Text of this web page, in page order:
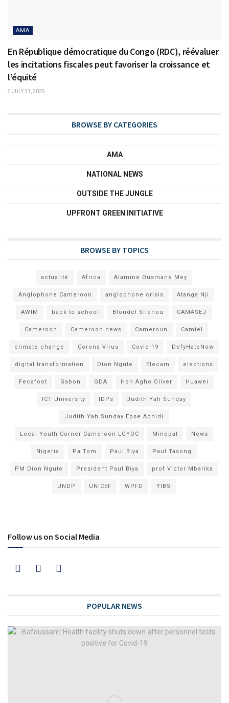
AMA
En République démocratique du Congo (RDC), réévaluer
les incitations fiscales peut favoriser la croissance et
l’équité
JULY 31, 2025
BROWSE BY CATEGORIES
AMA
NATIONAL NEWS
OUTSIDE THE JUNGLE
UPFRONT GREEN INITIATIVE
BROWSE BY TOPICS
actualité Africa Alamine Ousmane Mey
Anglophone Cameroon anglophone crisis Atanga Nji
AWIM back to school Blondel Silenou CAMASEJ
Cameroon Cameroon news Cameroun Camtel
climate change Corona Virus Covid-19 DefyHateNow
digital transformation Dion Ngute Elecam elections
Fecafoot Gabon GDA Hon Agho Oliver Huawei
ICT University IDPs Judith Yah Sunday
Judith Yah Sunday Epse Achidi
Local Youth Corner Cameroon LOYOC Minepat News
Nigeria Pa Tom Paul Biya Paul Tasong
PM Dion Ngute President Paul Biya prof Victor Mbarika
UNDP UNICEF WPFD YIBS
Follow us on Social Media
POPULAR NEWS